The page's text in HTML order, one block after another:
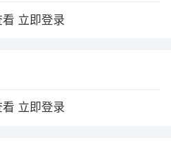
立即登录
立即登录